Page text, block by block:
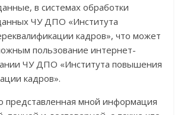
в системах обработки
ЧУ ДПО «Института
кадров», что может
пользование интернет-
ЧУ ДПО «Института повышения
кадров».
представленная мной информация